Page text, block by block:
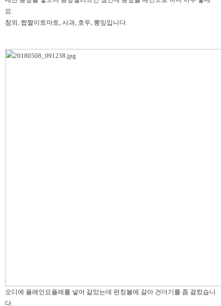
요.
참외, 짭짤이토마토, 사과, 호두, 뽕잎입니다.
오디에 플레인요플레를 넣어 갈았는데 펀칭볼에 갈아 건더기를 좀 걸렀습니
다.